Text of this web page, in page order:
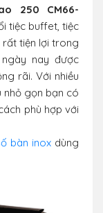
250 CM66-
tiệc buffet, tiệc
tiện lợi trong
ngày nay được
rãi. Với nhiều
nhỏ gọn bạn có
phù hợp với
bàn inoxdùng